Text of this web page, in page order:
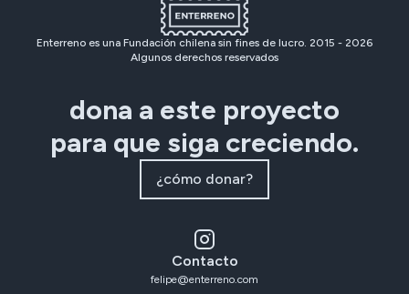
Enterreno es una Fundación chilena sin fines de lucro. 2015 - 2026
Algunos derechos reservados
dona a este proyecto
para que siga creciendo.
¿cómo donar?
Contacto
felipe@enterreno.com